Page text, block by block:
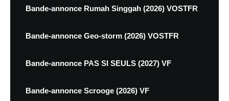
Bande-annonce Rumah Singgah (2026) VOSTFR
Bande-annonce Geo-storm (2026) VOSTFR
Bande-annonce PAS SI SEULS (2027) VF
Bande-annonce Scrooge (2026) VF